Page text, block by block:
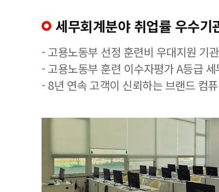
세무회계분야 취업률 우수기
- 고용노동부 선정 훈련비 우대지원 기관
- 고용노동부 훈련 이수자평가 A등급
- 8년 연속 고객이 신뢰하는 브랜드 컴